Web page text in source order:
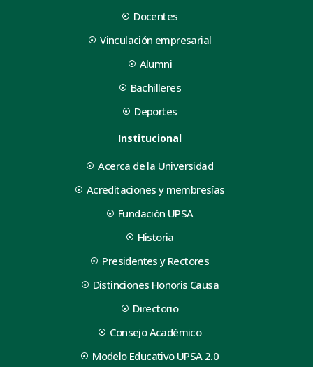
Docentes
Vinculación empresarial
Alumni
Bachilleres
Deportes
Institucional
Acerca de la Universidad
Acreditaciones y membresías
Fundación UPSA
Historia
Presidentes y Rectores
Distinciones Honoris Causa
Directorio
Consejo Académico
Modelo Educativo UPSA 2.0